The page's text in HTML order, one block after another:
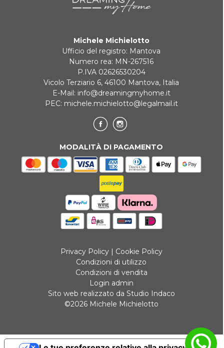
Michele Michielotto
Ufficio del registro: Mantova
Numero rea: MN-267516
P.IVA 02626530204
Vicolo Terziario 6, 46100 Mantova, Italia
E-Mail: info@dreamingmyhome.it
PEC: michele.michielotto@legalmail.it
MODALITÀ DI PAGAMENTO
Privacy Policy| Cookie Policy
Condizioni di utilizzo
Condizioni di vendita
Login admin
Sito web realizzato da Studio Indaco
©2026 Michele Michielotto